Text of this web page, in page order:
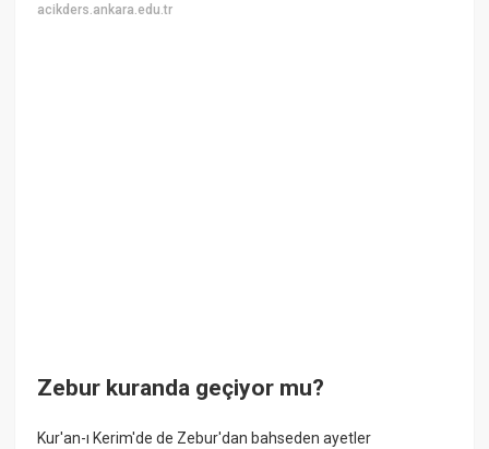
acikders.ankara.edu.tr
Zebur kuranda geçiyor mu?
Kur'an-ı Kerim'de de Zebur'dan bahseden ayetler